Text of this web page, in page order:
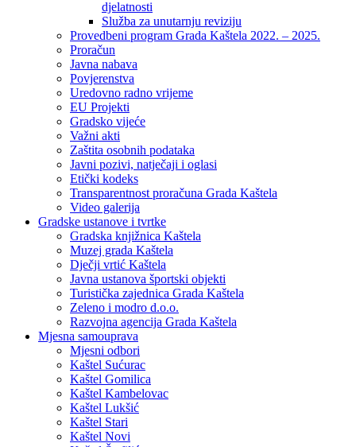
djelatnosti
Služba za unutarnju reviziju
Provedbeni program Grada Kaštela 2022. – 2025.
Proračun
Javna nabava
Povjerenstva
Uredovno radno vrijeme
EU Projekti
Gradsko vijeće
Važni akti
Zaštita osobnih podataka
Javni pozivi, natječaji i oglasi
Etički kodeks
Transparentnost proračuna Grada Kaštela
Video galerija
Gradske ustanove i tvrtke
Gradska knjižnica Kaštela
Muzej grada Kaštela
Dječji vrtić Kaštela
Javna ustanova športski objekti
Turistička zajednica Grada Kaštela
Zeleno i modro d.o.o.
Razvojna agencija Grada Kaštela
Mjesna samouprava
Mjesni odbori
Kaštel Sućurac
Kaštel Gomilica
Kaštel Kambelovac
Kaštel Lukšić
Kaštel Stari
Kaštel Novi